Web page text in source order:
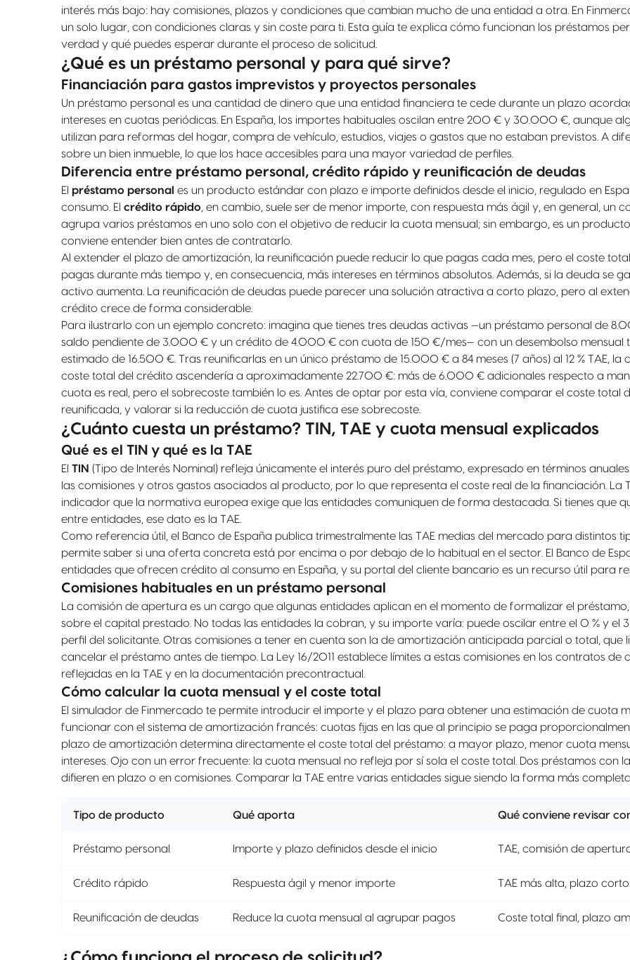
interés más bajo: hay comisiones, plazos y condiciones que cambian mucho de una entidad a otra. En
un solo lugar, con condiciones claras y sin coste para ti. Esta guía te explica cómo funcionan los préstamos
verdad y qué puedes esperar durante el proceso de solicitud.
¿Qué es un préstamo personal y para qué sirve?
Financiación para gastos imprevistos y proyectos personales
Un préstamo personal es una cantidad de dinero que una entidad financiera te cede durante un plazo
intereses en cuotas periódicas. En España, los importes habituales oscilan entre 200 € y 30.000 €, aunque
utilizan para reformas del hogar, compra de vehículo, estudios, viajes o gastos que no estaban previstos. A
sobre un bien inmueble, lo que los hace accesibles para una mayor variedad de perfiles.
Diferencia entre préstamo personal, crédito rápido y reunificación de deudas
El préstamo personal es un producto estándar con plazo e importe definidos desde el inicio, regulado en
consumo. El crédito rápido , en cambio, suele ser de menor importe, con respuesta más ágil y, en general, un
agrupa varios préstamos en uno solo con el objetivo de reducir la cuota mensual; sin embargo, es un
conviene entender bien antes de contratarlo.
Al extender el plazo de amortización, la reunificación puede reducir lo que pagas cada mes, pero el coste
pagas durante más tiempo y, en consecuencia, más intereses en términos absolutos. Además, si la deuda se
activo aumenta. La reunificación de deudas puede parecer una solución atractiva a corto plazo, pero al
crédito crece de forma considerable.
Para ilustrarlo con un ejemplo concreto: imagina que tienes tres deudas activas —un préstamo personal de
saldo pendiente de 3.000 € y un crédito de 4.000 € con cuota de 150 €/mes— con un desembolso mensual
estimado de 16.500 €. Tras reunificarlas en un único préstamo de 15.000 € a 84 meses (7 años) al 12 % TAE,
coste total del crédito ascendería a aproximadamente 22.700 €: más de 6.000 € adicionales respecto a
cuota es real, pero el sobrecoste también lo es. Antes de optar por esta vía, conviene comparar el coste total
reunificada, y valorar si la reducción de cuota justifica ese sobrecoste.
¿Cuánto cuesta un préstamo? TIN, TAE y cuota mensual explicados
Qué es el TIN y qué es la TAE
El TIN (Tipo de Interés Nominal) refleja únicamente el interés puro del préstamo, expresado en términos
las comisiones y otros gastos asociados al producto, por lo que representa el coste real de la financiación. La
indicador que la normativa europea exige que las entidades comuniquen de forma destacada. Si tienes que
entre entidades, ese dato es la TAE.
Como referencia útil, el Banco de España publica trimestralmente las TAE medias del mercado para distintos
permite saber si una oferta concreta está por encima o por debajo de lo habitual en el sector. El Banco de
entidades que ofrecen crédito al consumo en España, y su portal del cliente bancario es un recurso útil para
Comisiones habituales en un préstamo personal
La comisión de apertura es un cargo que algunas entidades aplican en el momento de formalizar el
sobre el capital prestado. No todas las entidades la cobran, y su importe varía: puede oscilar entre el 0 % y el
perfil del solicitante. Otras comisiones a tener en cuenta son la de amortización anticipada parcial o total, que
cancelar el préstamo antes de tiempo. La Ley 16/2011 establece límites a estas comisiones en los contratos
reflejadas en la TAE y en la documentación precontractual.
Cómo calcular la cuota mensual y el coste total
El simulador de Finmercado te permite introducir el importe y el plazo para obtener una estimación de cuota
funcionar con el sistema de amortización francés: cuotas fijas en las que al principio se paga
plazo de amortización determina directamente el coste total del préstamo: a mayor plazo, menor cuota
intereses. Ojo con un error frecuente: la cuota mensual no refleja por sí sola el coste total. Dos préstamos con
difieren en plazo o en comisiones. Comparar la TAE entre varias entidades sigue siendo la forma más
Tipo de producto Qué aporta Qué conviene revisar
Préstamo personal Importe y plazo definidos desde el inicio TAE, comisión de
Crédito rápido Respuesta ágil y menor importe TAE más alta, plazo
Reunificación de deudas Reduce la cuota mensual al agrupar pagos Coste total final, plazo